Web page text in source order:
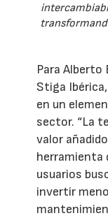
Para Alberto
Stiga
en un
sector. “La
valor
herramienta
usuarios
invertir